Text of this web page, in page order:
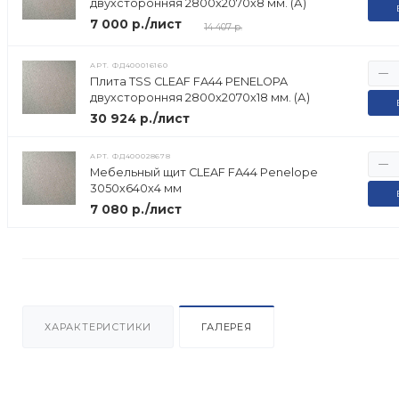
двухсторонняя 2800х2070х8 мм. (А)
7 000 р./лист 14 407 р.
АРТ.ФД400016160
Плита TSS CLEAF FA44 PENELOPA
двухсторонняя 2800х2070х18 мм. (А)
30 924 р./лист
АРТ.ФД400028678
Мебельный щит CLEAF FA44 Penelope
3050х640х4 мм
7 080 р./лист
ХАРАКТЕРИСТИКИ ГАЛЕРЕЯ